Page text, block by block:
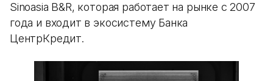
Sinoasia B&R, которая работает на рынке с 2007
года и входит в экосистему Банка
ЦентрКредит.